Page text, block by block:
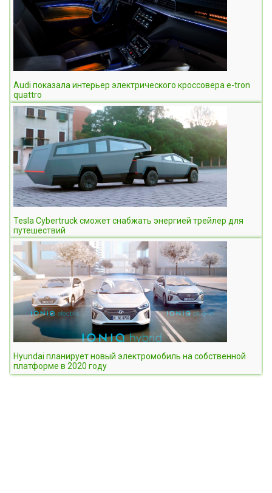
Audi показала интерьер электрического кроссовера e-tron
quattro
Tesla Cybertruck сможет снабжать энергией трейлер для
путешествий
Hyundai планирует новый электромобиль на собственной
платформе в 2020 году